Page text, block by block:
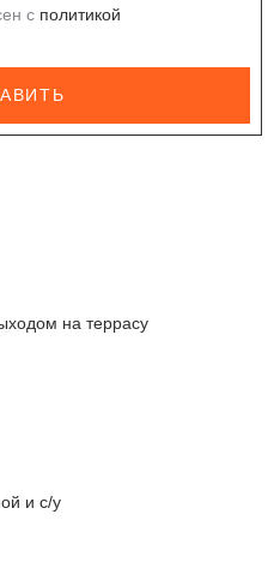
на террасу
и с/у
с политикой